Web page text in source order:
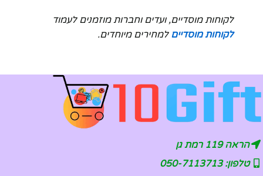
לקוחות מוסדיים, ועדים וחברות מוזמנים לעמוד
לקוחות מוסדיים למחירים מיוחדים.
הראה 119 רמת גן
טלפון: 050-7113713